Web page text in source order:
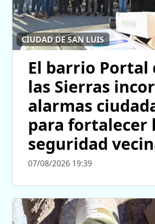
CIUDAD DE SAN LUIS
El barrio Portal
las Sierras
alarmas
para fortalecer
seguridad
07/08/2026 19:39